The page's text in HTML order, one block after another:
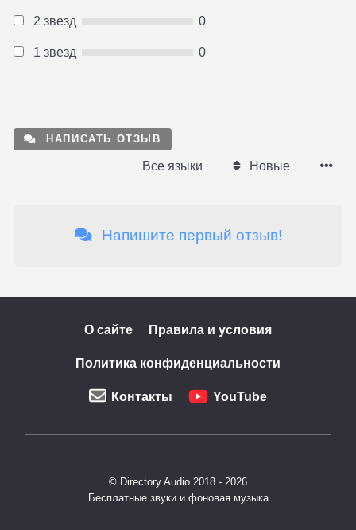
2 звезд 0
1 звезд 0
НАПИСАТЬ ОТЗЫВ
Все языки Новые
Напишите первый отзыв!
О сайте Правила и условия
Политика конфиденциальности
Контакты YouTube
© Directory.Audio 2018 - 2026
Бесплатные звуки и фоновая музыка